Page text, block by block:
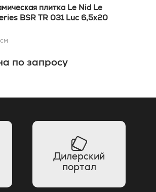
плитка Le Nid Le
BSR TR 031 Luc 6,5x20
см
по запросу
Дилерский
портал